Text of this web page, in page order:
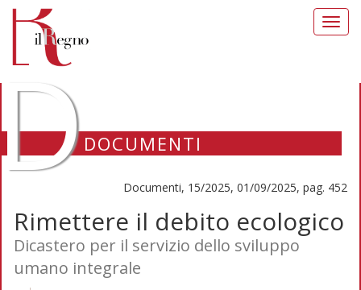
DOCUMENTI
Documenti, 15/2025, 01/09/2025, pag. 452
Rimettere il debito ecologico
Dicastero per il servizio dello sviluppo
umano integrale